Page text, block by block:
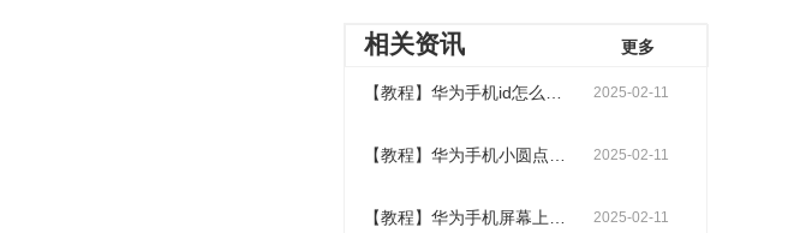
相关资讯 更多
2025-02-11
2025-02-11
2025-02-11